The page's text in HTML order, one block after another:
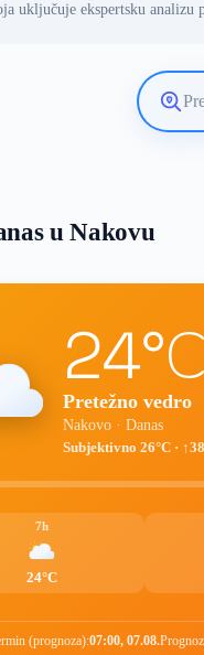
uključuje ekspertsku analizu
u Nakovu
24°C
Pretežno vedro
Nakovo · Danas
Subjektivno 26°C ·
7h
24°C
(prognoza):07:00, 07.08.